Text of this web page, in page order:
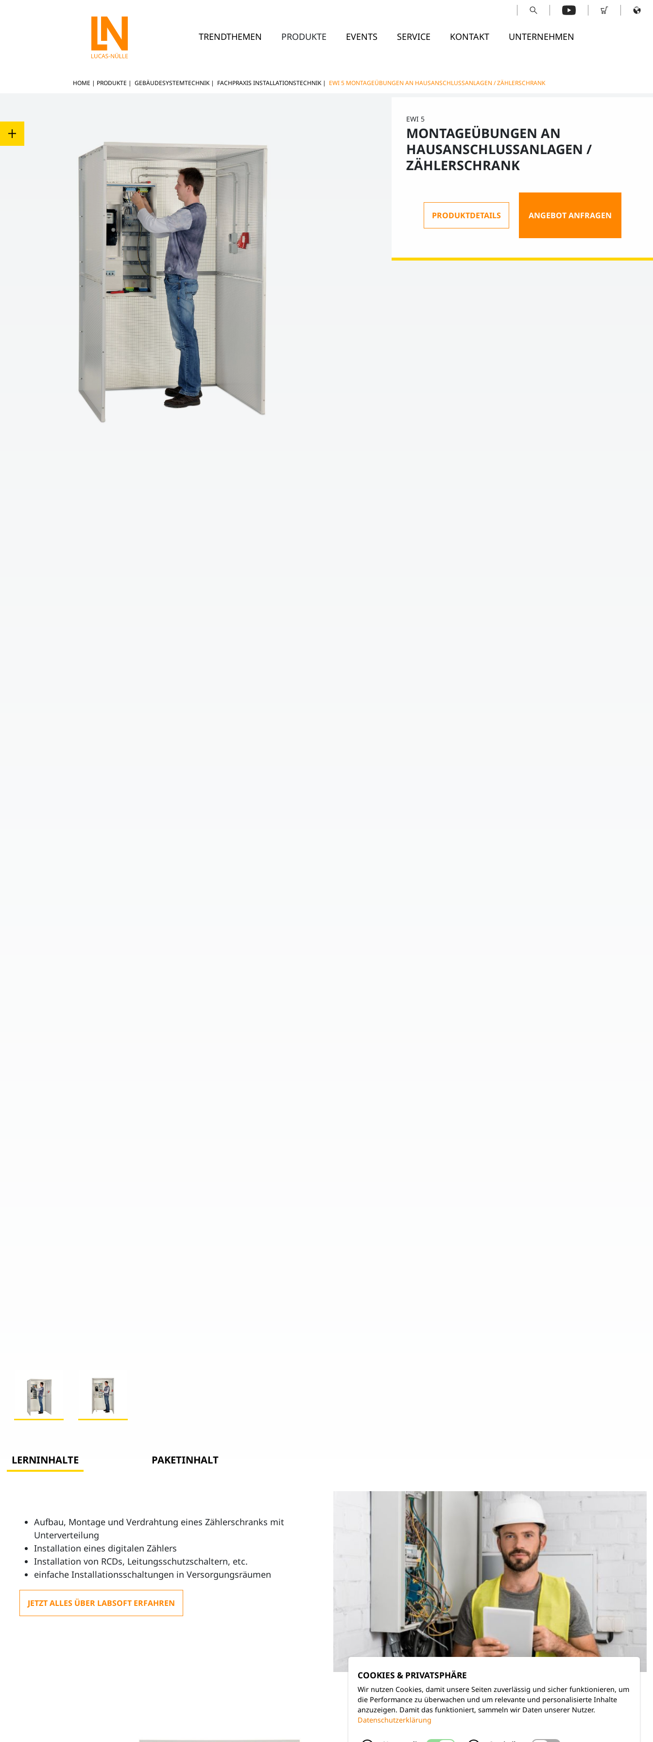
TRENDTHEMEN PRODUKTE EVENTS SERVICE KONTAKT UNTERNEHMEN
HOME | PRODUKTE | GEBÄUDESYSTEMTECHNIK | FACHPRAXIS INSTALLATIONSTECHNIK | EWI 5 MONTAGEÜBUNGEN AN HAUSANSCHLUSSANLAGEN / ZÄHLERSCHRANK
EWI 5
MONTAGEÜBUNGEN AN
HAUSANSCHLUSSANLAGEN /
ZÄHLERSCHRANK
PRODUKTDETAILS ANGEBOT ANFRAGEN
LERNINHALTE PAKETINHALT
Aufbau, Montage und Verdrahtung eines Zählerschranks mit
Unterverteilung
Installation eines digitalen Zählers
Installation von RCDs, Leitungsschutzschaltern, etc.
einfache Installationsschaltungen in Versorgungsräumen
JETZT ALLES ÜBER LABSOFT ERFAHREN
COOKIES & PRIVATSPHÄRE
Wir nutzen Cookies, damit unsere Seiten zuverlässig und sicher funktionieren, um
die Performance zu überwachen und um relevante und personalisierte Inhalte
anzuzeigen. Damit das funktioniert, sammeln wir Daten unserer Nutzer.
Datenschutzerklärung